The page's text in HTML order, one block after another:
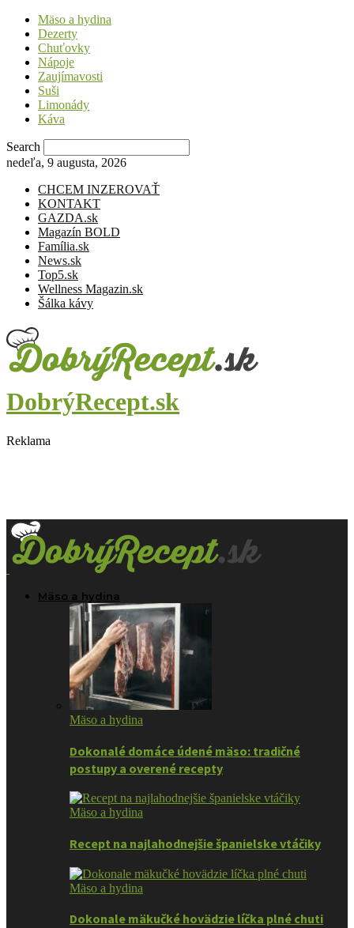
Mäso a hydina
Dezerty
Chuťovky
Nápoje
Zaujímavosti
Suši
Limonády
Káva
Search
nedeľa, 9 augusta, 2026
CHCEM INZEROVAŤ
KONTAKT
GAZDA.sk
Magazín BOLD
Família.sk
News.sk
Top5.sk
Wellness Magazin.sk
Šálka kávy
DobrýRecept.sk
Reklama
Mäso a hydina
Mäso a hydina
Dokonalé domáce údené mäso: tradičné
postupy a overené recepty
Mäso a hydina
Recept na najlahodnejšie španielske vtáčiky
Mäso a hydina
Dokonale mäkučké hovädzie líčka plné chuti